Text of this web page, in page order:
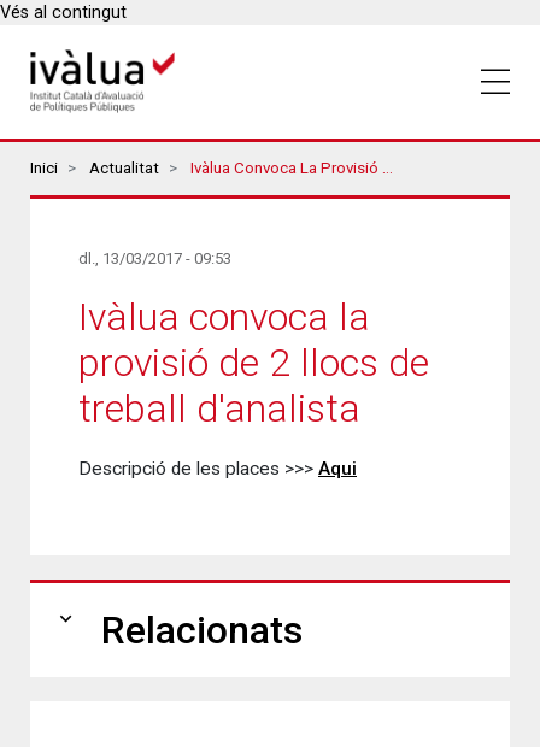
Vés al contingut
Breadcrumbs
Inici Actualitat Ivàlua Convoca La Provisió De 2 Llocs De Treball D'analista
dl., 13/03/2017 - 09:53
Ivàlua convoca la
provisió de 2 llocs de
treball d'analista
Descripció de les places >>> Aqui
expand_more Relacionats